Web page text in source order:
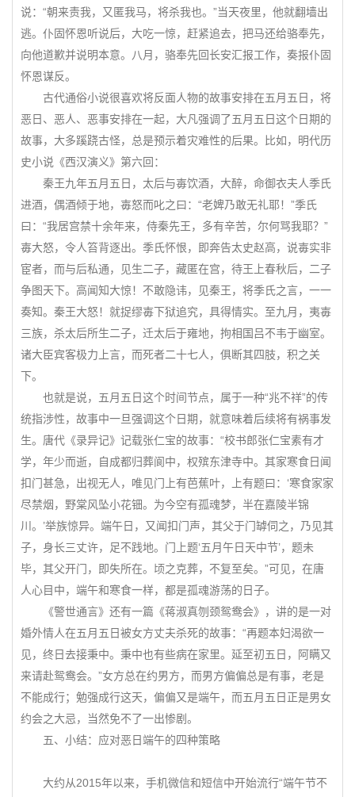
说：“朝来责我，又匿我马，将杀我也。”当天夜里，他就翻墙出
逃。仆固怀恩听说后，大吃一惊，赶紧追去，把马还给骆奉先，
向他道歉并说明本意。八月，骆奉先回长安汇报工作，奏报仆固
怀恩谋反。
古代通俗小说很喜欢将反面人物的故事安排在五月五日，将
恶日、恶人、恶事安排在一起，大凡强调了五月五日这个日期的
故事，大多蹊跷古怪，总是预示着灾难性的后果。比如，明代历
史小说《西汉演义》第六回：
秦王九年五月五日，太后与毐饮酒，大醉，命御衣夫人季氏
进酒，偶酒倾于地，毐怒而叱之曰：“老婢乃敢无礼耶！”季氏
曰：“我居宫禁十余年来，侍秦先王，多有辛苦，尔何骂我耶？”
毐大怒，令人笞背逐出。季氏怀恨，即奔告太史赵高，说毐实非
宦者，而与后私通，见生二子，藏匿在宫，待王上春秋后，二子
争图天下。高闻知大惊！不敢隐讳，见秦王，将季氏之言，一一
奏知。秦王大怒！就捉缪毐下狱追究，具得情实。至九月，夷毐
三族，杀太后所生二子，迁太后于雍地，拘相国吕不韦于幽室。
诸大臣宾客极力上言，而死者二十七人，俱断其四肢，积之关
下。
也就是说，五月五日这个时间节点，属于一种“兆不祥”的传
统指涉性，故事中一旦强调这个日期，就意味着后续将有祸事发
生。唐代《录异记》记载张仁宝的故事：“校书郎张仁宝素有才
学，年少而逝，自成都归葬阆中，权殡东津寺中。其家寒食日闻
扣门甚急，出视无人，唯见门上有芭蕉叶，上有题曰：‘寒食家家
尽禁烟，野棠风坠小花钿。为今空有孤魂梦，半在嘉陵半锦
川。’举族惊异。端午日，又闻扣门声，其父于门罅伺之，乃见其
子，身长三丈许，足不践地。门上题‘五月午日天中节’，题未
毕，其父开门，即失所在。顷之克葬，不复至矣。”可见，在唐
人心目中，端午和寒食一样，都是孤魂游荡的日子。
《警世通言》还有一篇《蒋淑真刎颈鸳鸯会》，讲的是一对
婚外情人在五月五日被女方丈夫杀死的故事：“再题本妇渴欲一
见，终日去接秉中。秉中也有些病在家里。延至初五日，阿瞒又
来请赴鸳鸯会。”女方总在约男方，而男方偏偏总是有事，老是
不能成行；勉强成行这天，偏偏又是端午，而五月五日正是男女
约会之大忌，当然免不了一出惨剧。
五、小结：应对恶日端午的四种策略
大约从2015年以来，手机微信和短信中开始流行“端午节不